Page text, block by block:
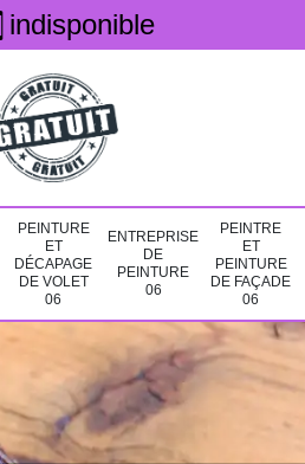
indisponible
PEINTURE
ET
DÉCAPAGE
DE VOLET
06
ENTREPRISE
DE
PEINTURE
06
PEINTRE
ET
PEINTURE
DE FAÇADE
06